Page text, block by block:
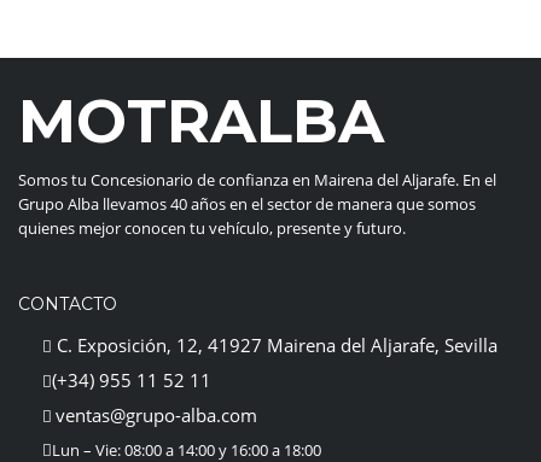
MOTRALBA
Somos tu Concesionario de confianza en Mairena del Aljarafe. En el
Grupo Alba llevamos 40 años en el sector de manera que somos
quienes mejor conocen tu vehículo, presente y futuro.
CONTACTO
C. Exposición, 12, 41927 Mairena del Aljarafe, Sevilla
(+34) 955 11 52 11
ventas@grupo-alba.com
Lun – Vie: 08:00 a 14:00 y 16:00 a 18:00